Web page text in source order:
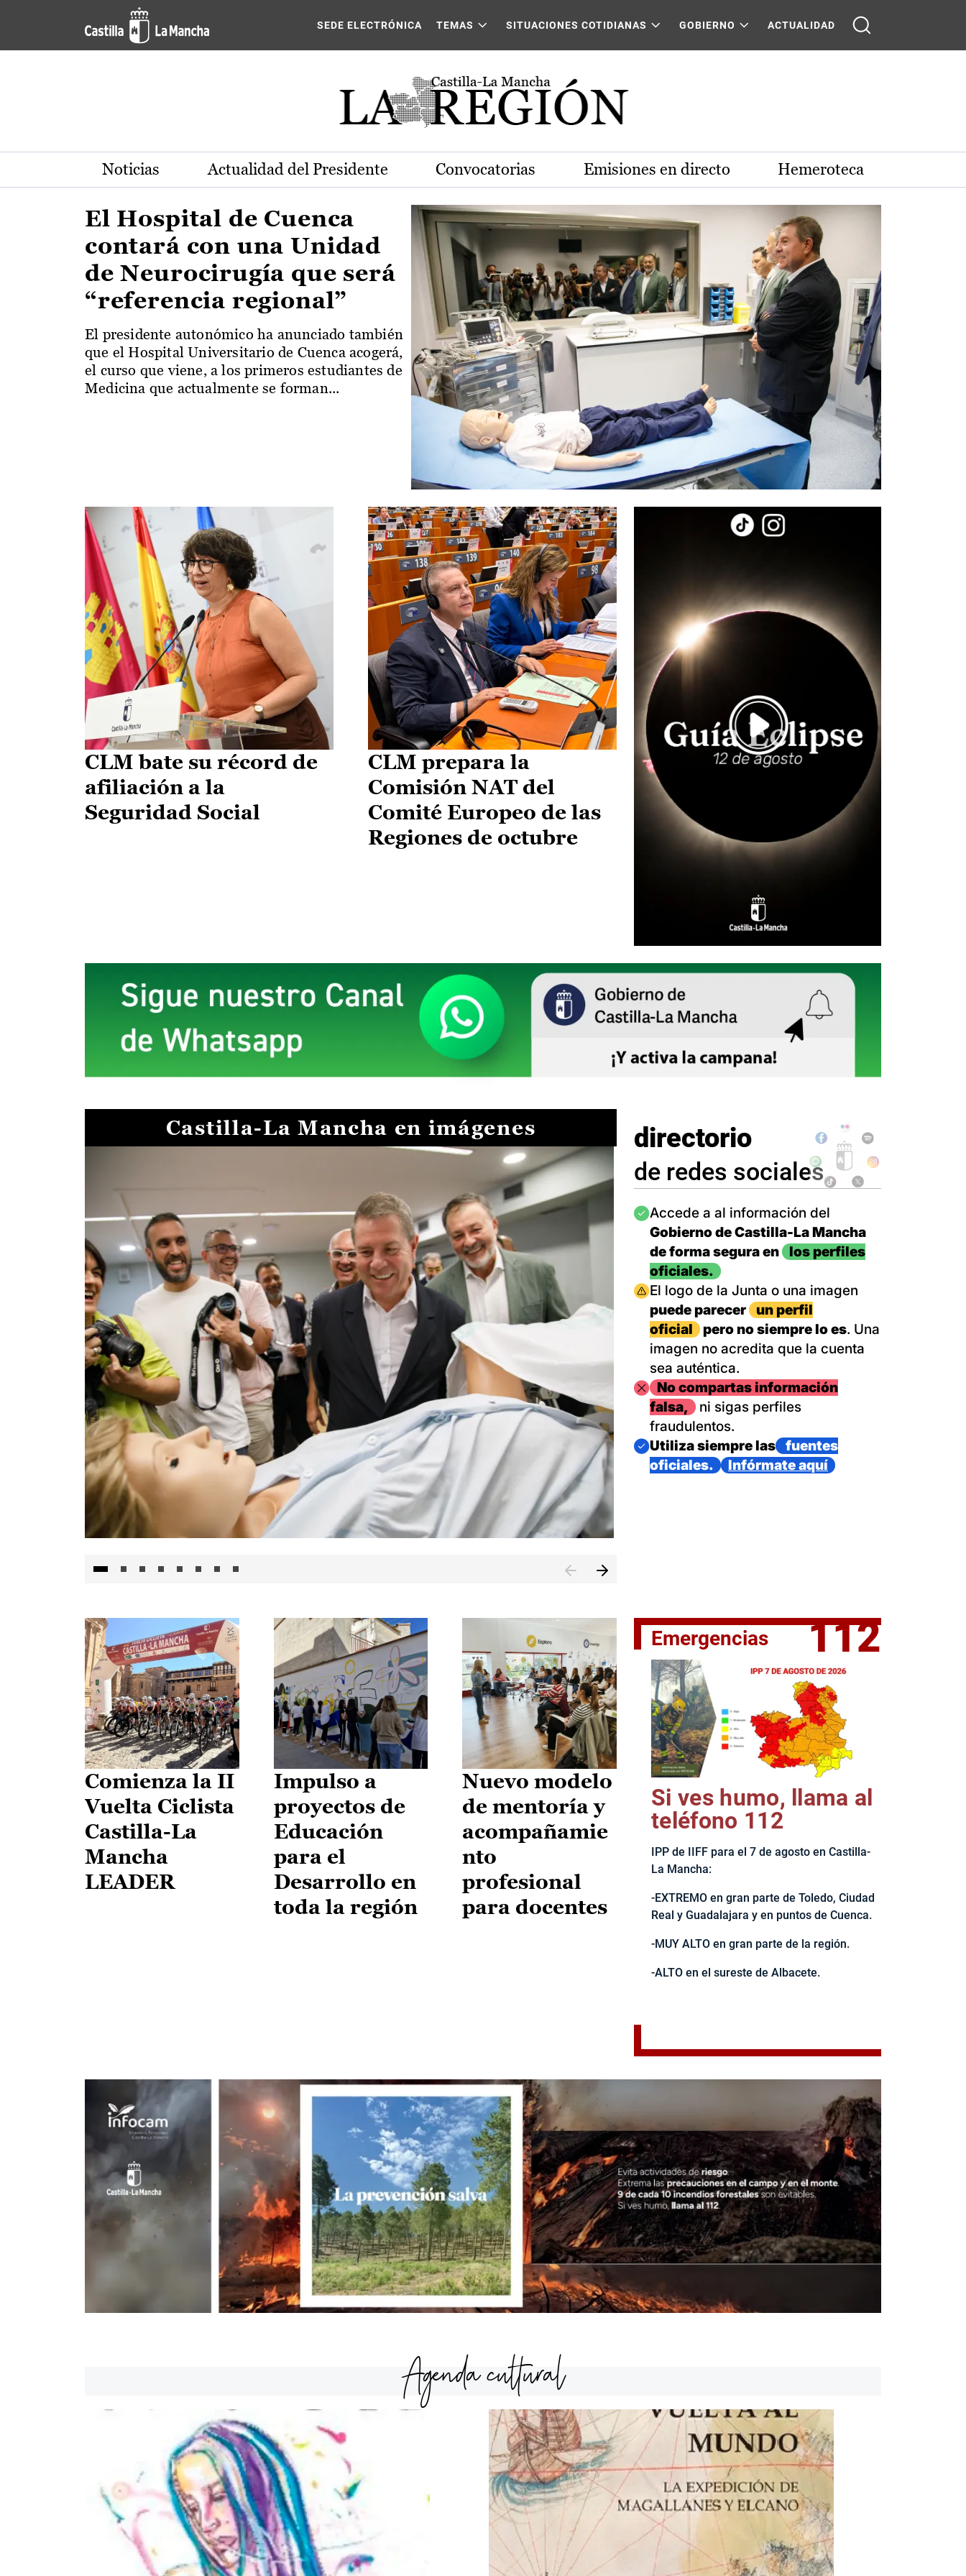
Pasar al contenido principal
Actualidad de la región de Castilla-La Mancha
SEDE ELECTRÓNICA TEMAS SITUACIONES COTIDIANAS GOBIERNO ACTUALIDAD
Noticias Actualidad del Presidente Convocatorias Emisiones en directo Hemeroteca
El Hospital de Cuenca
contará con una Unidad
de Neurocirugía que será
“referencia regional”
El presidente autonómico ha anunciado también
que el Hospital Universitario de Cuenca acogerá,
el curso que viene, a los primeros estudiantes de
Medicina que actualmente se forman...
CLM bate su récord de
afiliación a la
Seguridad Social
CLM prepara la
Comisión NAT del
Comité Europeo de las
Regiones de octubre
Castilla-La Mancha en imágenes
El jefe del Ejecutivo castellanomanchego, Emiliano García-
directorio
de redes sociales
Imagen
Accede a al información del
Gobierno de Castilla-La Mancha
de forma segura en
los perfiles
oficiales.
Imagen
El logo de la Junta o una imagen
puede parecer
un perfil
oficial
pero no siempre lo es. Una
imagen no acredita que la cuenta
sea auténtica.
ImagenNo compartas información
falsa,
ni sigas perfiles
fraudulentos.
Imagen
Utiliza siempre las
fuentes
oficiales.
Infórmate aquí
Comienza la II
Vuelta Ciclista
Castilla-La
Mancha
LEADER
Impulso a
proyectos de
Educación
para el
Desarrollo en
toda la región
Nuevo modelo
de mentoría y
acompañamie
nto
profesional
para docentes
Emergencias 112
Si ves humo, llama al
teléfono 112
IPP de IIFF para el 7 de agosto en Castilla-
La Mancha:
-EXTREMO en gran parte de Toledo, Ciudad
Real y Guadalajara y en puntos de Cuenca.
-MUY ALTO en gran parte de la región.
-ALTO en el sureste de Albacete.
Agenda cultural